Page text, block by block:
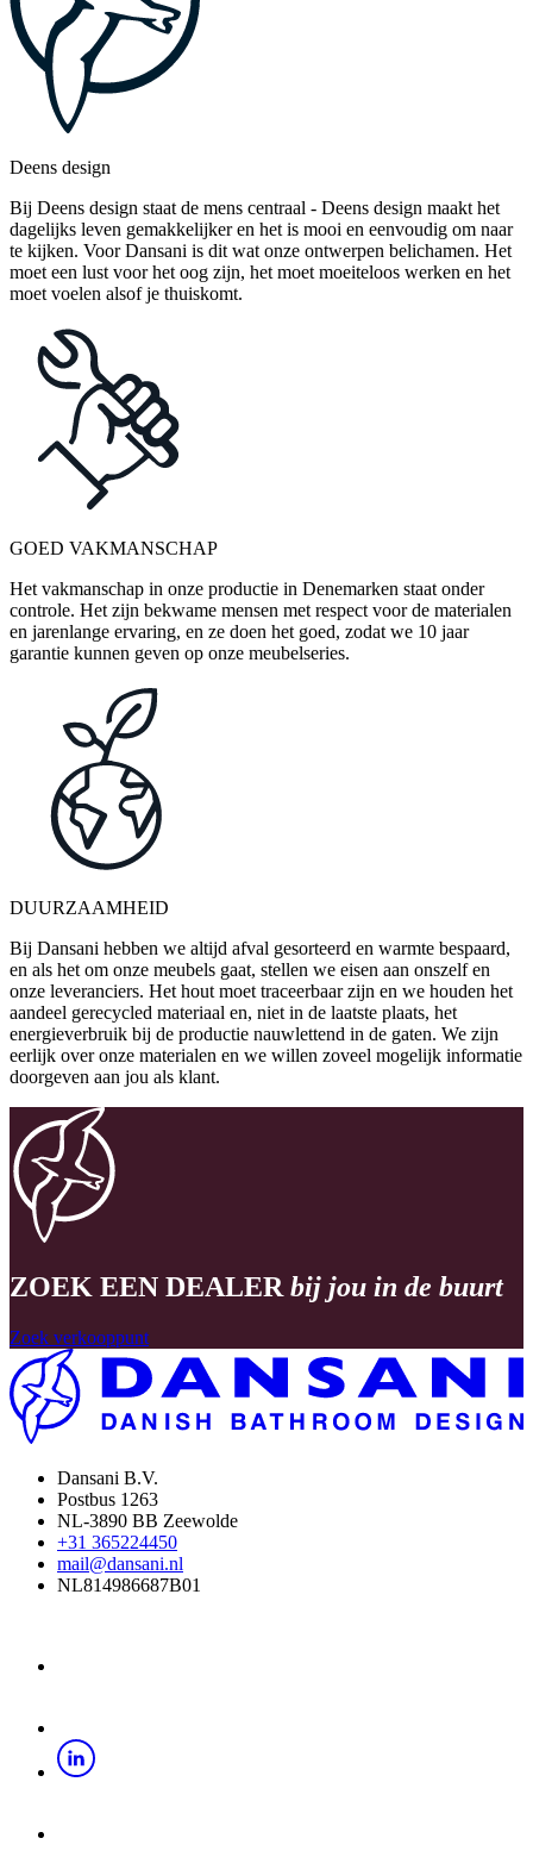
Deens design
Bij Deens design staat de mens centraal - Deens design maakt het
dagelijks leven gemakkelijker en het is mooi en eenvoudig om naar
te kijken. Voor Dansani is dit wat onze ontwerpen belichamen. Het
moet een lust voor het oog zijn, het moet moeiteloos werken en het
moet voelen alsof je thuiskomt.
GOED VAKMANSCHAP
Het vakmanschap in onze productie in Denemarken staat onder
controle. Het zijn bekwame mensen met respect voor de materialen
en jarenlange ervaring, en ze doen het goed, zodat we 10 jaar
garantie kunnen geven op onze meubelseries.
DUURZAAMHEID
Bij Dansani hebben we altijd afval gesorteerd en warmte bespaard,
en als het om onze meubels gaat, stellen we eisen aan onszelf en
onze leveranciers. Het hout moet traceerbaar zijn en we houden het
aandeel gerecycled materiaal en, niet in de laatste plaats, het
energieverbruik bij de productie nauwlettend in de gaten. We zijn
eerlijk over onze materialen en we willen zoveel mogelijk informatie
doorgeven aan jou als klant.
ZOEK EEN DEALER bij jou in de buurt
Zoek verkooppunt
Dansani B.V.
Postbus 1263
NL-3890 BB Zeewolde
+31 365224450
mail@dansani.nl
NL814986687B01